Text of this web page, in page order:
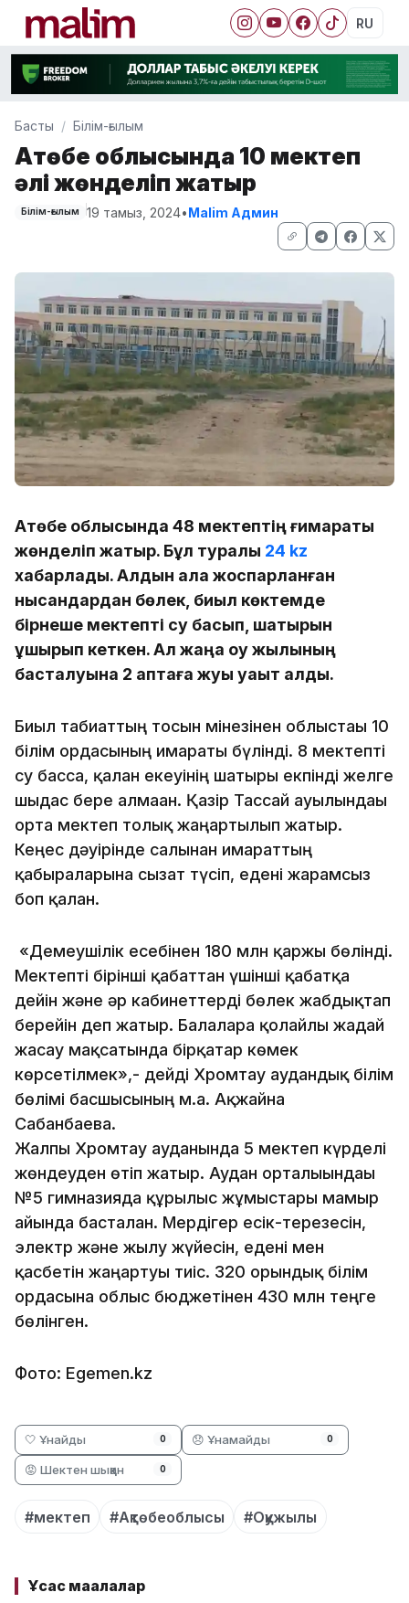
RU
Басты Білім-ғылым
Ақтөбе облысында 10 мектеп
әлі жөнделіп жатыр
Білім-ғылым 19 тамыз, 2024•Malim Админ
Ақтөбе облысында 48 мектептің ғимараты
жөнделіп жатыр. Бұл туралы 24 kz
хабарлады. Алдын ала жоспарланған
нысандардан бөлек, биыл көктемде
бірнеше мектепті су басып, шатырын
ұшырып кеткен. Ал жаңа оқу жылының
басталуына 2 аптаға жуық уақыт қалды.
Биыл табиғаттың тосын мінезінен облыстағы 10
білім ордасының ғимараты бүлінді. 8 мектепті
су басса, қалған екеуінің шатыры екпінді желге
шыдас бере алмаған. Қазір Тассай ауылындағы
орта мектеп толық жаңартылып жатыр.
Кеңес дәуірінде салынған ғимараттың
қабырғаларына сызат түсіп, едені жарамсыз
боп қалған.
«Демеушілік есебінен 180 млн қаржы бөлінді.
Мектепті бірінші қабаттан үшінші қабатқа
дейін және әр кабинеттерді бөлек жабдықтап
берейін деп жатыр. Балаларға қолайлы жағдай
жасау мақсатында бірқатар көмек
көрсетілмек»,- дейді Хромтау аудандық білім
бөлімі басшысының м.а. Ақжайна
Сабанбаева.
Жалпы Хромтау ауданында 5 мектеп күрделі
жөндеуден өтіп жатыр. Аудан орталығындағы
№5 гимназияда құрылыс жұмыстары мамыр
айында басталған. Мердігер есік-терезесін,
электр және жылу жүйесін, едені мен
қасбетін жаңартуы тиіс. 320 орындық білім
ордасына облыс бюджетінен 430 млн теңге
бөлінген.
Фото: Egemen.kz
🤍 Ұнайды 0 😞 Ұнамайды 0
😡 Шектен шыққан 0
#мектеп #Ақтөбеоблысы #Оқужылы
Ұқсас мақалалар